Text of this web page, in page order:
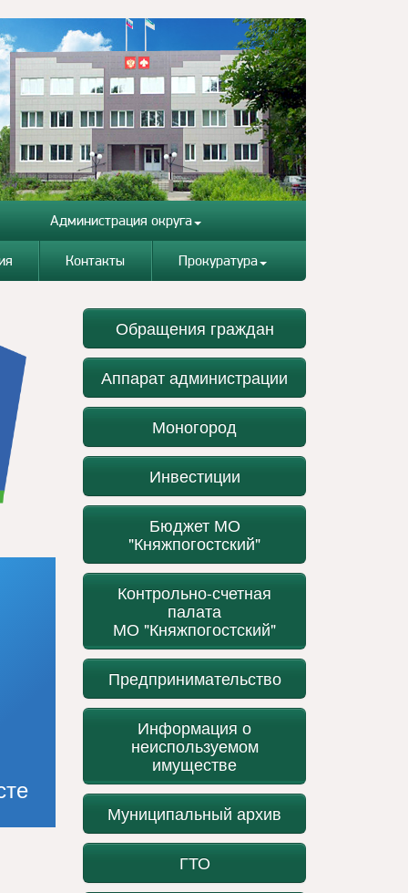
Администрация округа
Контакты Прокуратура
Обращения граждан
Аппарат администрации
Моногород
Инвестиции
Бюджет МО
"Княжпогостский"
Контрольно-счетная
палата
МО "Княжпогостский"
Предпринимательство
Информация о
неиспользуемом
имуществе
Муниципальный архив
ГТО